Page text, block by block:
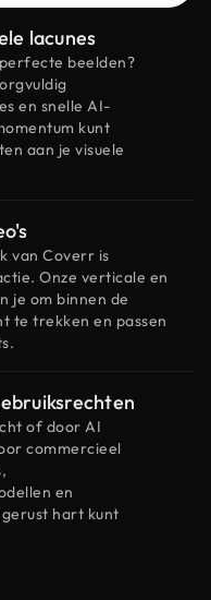
lacunes
beelden?
en snelle AI-
kunt
aan je visuele
van Coverr is
Onze verticale en
je om binnen de
te trekken en passen
of door AI
commercieel
en
hart kunt